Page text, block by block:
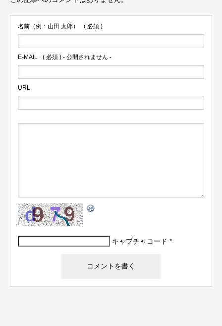
名前（例：山田 太郎） ( 必須 )
E-MAIL ( 必須 ) - 公開されません -
URL
キャプチャコード *